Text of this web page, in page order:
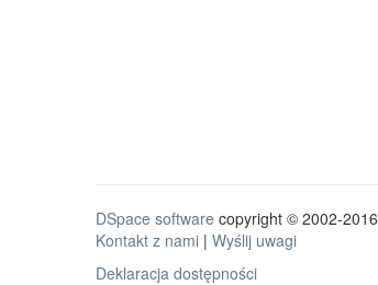
DSpace software copyright © 2002-2016
Kontakt z nami | Wyślij uwagi
Deklaracja dostępności